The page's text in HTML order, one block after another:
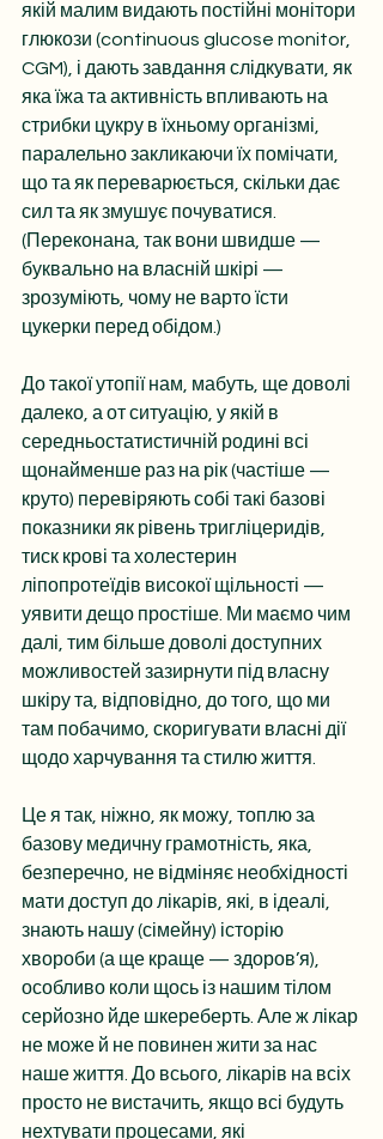
якій малим видають постійні монітори
глюкози (continuous glucose monitor,
CGM), і дають завдання слідкувати, як
яка їжа та активність впливають на
стрибки цукру в їхньому організмі,
паралельно закликаючи їх помічати,
що та як переварюється, скільки дає
сил та як змушує почуватися.
(Переконана, так вони швидше —
буквально на власній шкірі —
зрозуміють, чому не варто їсти
цукерки перед обідом.)
До такої утопії нам, мабуть, ще доволі
далеко, а от ситуацію, у якій в
середньостатистичній родині всі
щонайменше раз на рік (частіше —
круто) перевіряють собі такі базові
показники як рівень тригліцеридів,
тиск крові та холестерин
ліпопротеїдів високої щільності —
уявити дещо простіше. Ми маємо чим
далі, тим більше доволі доступних
можливостей зазирнути під власну
шкіру та, відповідно, до того, що ми
там побачимо, скоригувати власні дії
щодо харчування та стилю життя.
Це я так, ніжно, як можу, топлю за
базову медичну грамотність, яка,
безперечно, не відміняє необхідності
мати доступ до лікарів, які, в ідеалі,
знають нашу (сімейну) історію
хвороби (а ще краще — здоров’я),
особливо коли щось із нашим тілом
серйозно йде шкереберть. Але ж лікар
не може й не повинен жити за нас
наше життя. До всього, лікарів на всіх
просто не вистачить, якщо всі будуть
нехтувати процесами, які